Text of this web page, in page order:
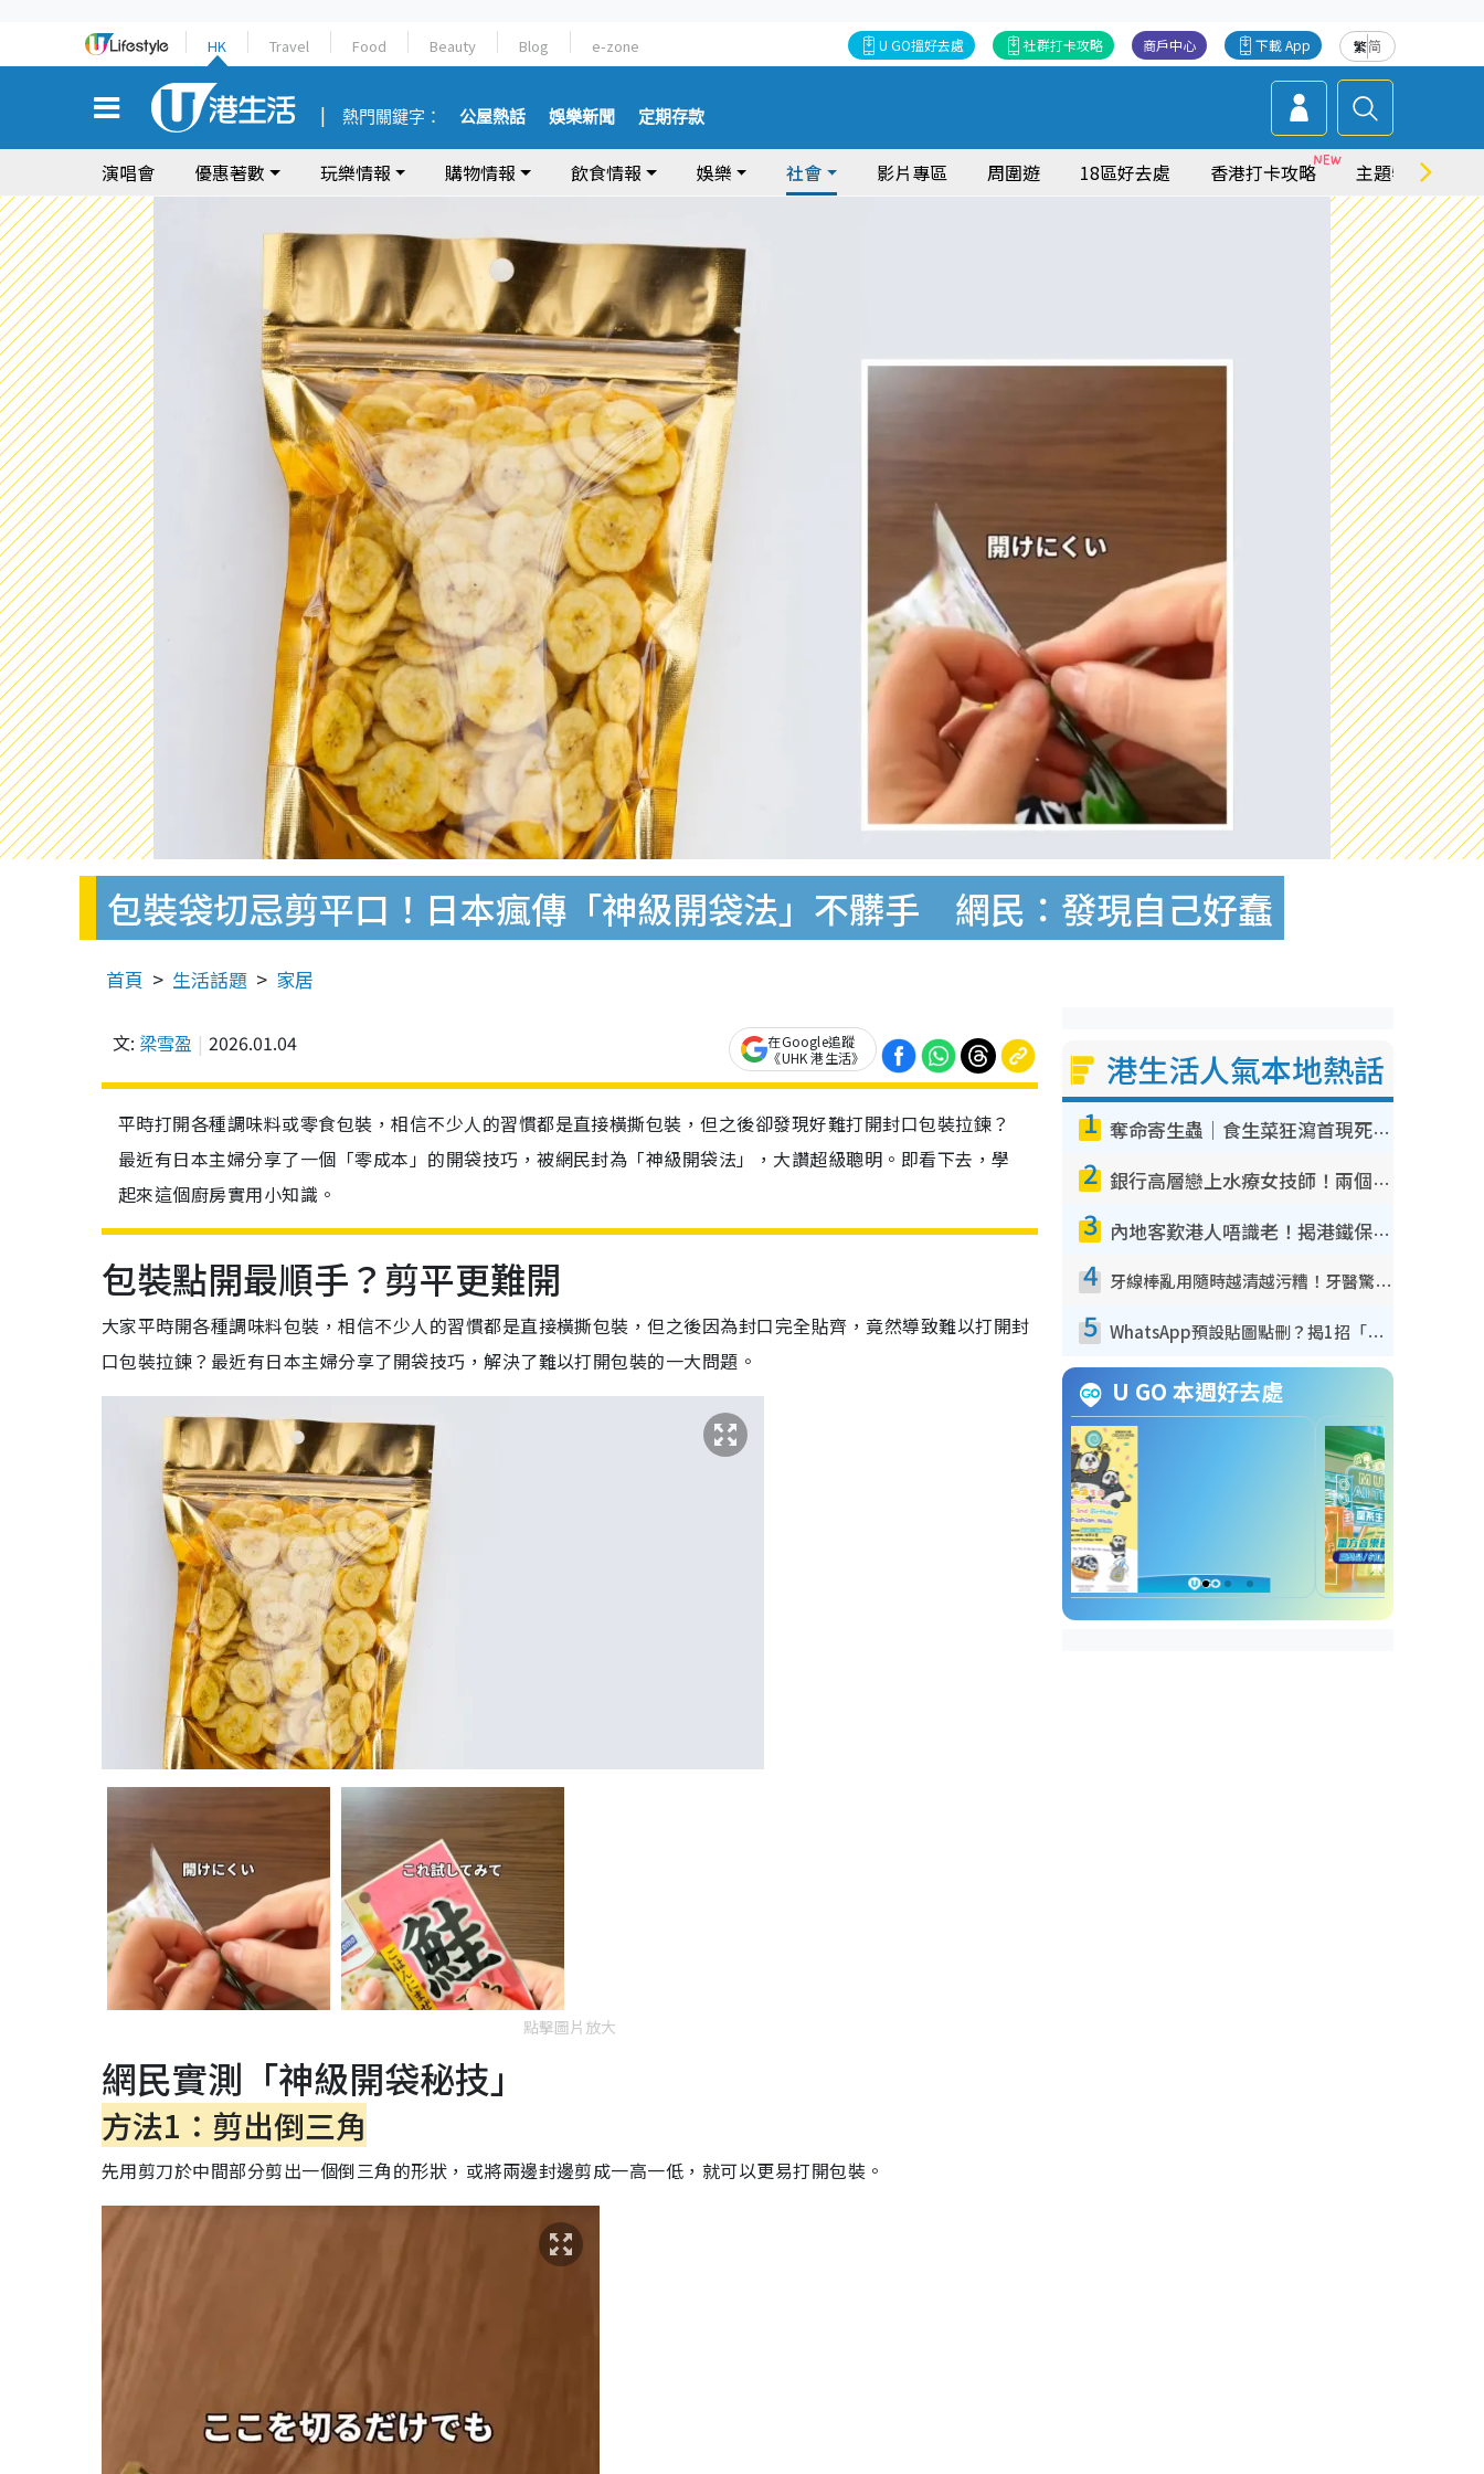
HK Travel Food Beauty Blog e-zone 繁简
下載 App
商戶中心
社群打卡攻略
U GO搵好去處
熱門關鍵字： 公屋熱話 娛樂新聞 定期存款
演唱會 優惠著數 玩樂情報 購物情報 飲食情報 娛樂 社會 影片專區 周圍遊 18區好去處 香港打卡攻略 主題特集
包裝袋切忌剪平口！日本瘋傳「神級開袋法」不髒手 網民：發現自己好蠢
首頁 生活話題 家居
文: 梁雪盈 2026.01.04
在Google追蹤
《UHK 港生活》
平時打開各種調味料或零食包裝，相信不少人的習慣都是直接橫撕包裝，但之後卻發現好難打開封口包裝拉鍊？
最近有日本主婦分享了一個「零成本」的開袋技巧，被網民封為「神級開袋法」，大讚超級聰明。即看下去，學
起來這個廚房實用小知識。
包裝點開最順手？ 剪平更難開
大家平時開各種調味料包裝，相信不少人的習慣都是直接橫撕包裝，但之後因為封口完全貼齊，竟然導致難以打開封
口包裝拉鍊？最近有日本主婦分享了開袋技巧，解決了難以打開包裝的一大問題。
點擊圖片放大
網民實測「神級開袋秘技」
方法1：剪出倒三角
先用剪刀於中間部分剪出一個倒三角的形狀，或將兩邊封邊剪成一高一低，就可以更易打開包裝。
港生活人氣本地熱話
1 奪命寄生蟲｜食生菜狂瀉首現死者！疫潮惡化錄1.8萬宗病例 揭洗菜3大謬誤
2 銀行高層戀上水療女技師！兩個月借128萬驚覺「沉船」沉落火海 揭背後疑似邪教操控賣淫
3 內地客歎港人唔識老！揭港鐵保鮮級冷氣 港人求放過：咪投訴
4 牙線棒亂用隨時越清越污糟！牙醫驚揭盲目過戶細菌恐致蛀牙：呢種先係日常真保養
5 WhatsApp預設貼圖點刪？揭1招「反向操作」還原簡潔介面 附3步實測教學
U GO 本週好去處